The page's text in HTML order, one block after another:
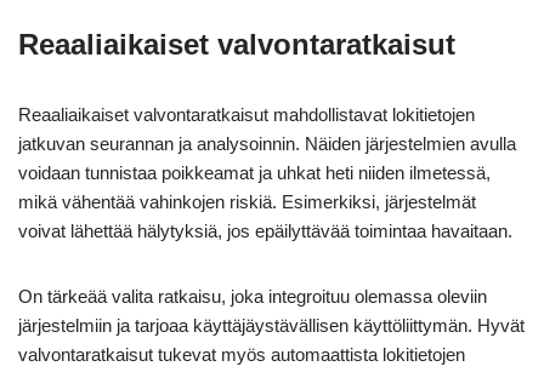
Reaaliaikaiset valvontaratkaisut
Reaaliaikaiset valvontaratkaisut mahdollistavat lokitietojen
jatkuvan seurannan ja analysoinnin. Näiden järjestelmien avulla
voidaan tunnistaa poikkeamat ja uhkat heti niiden ilmetessä,
mikä vähentää vahinkojen riskiä. Esimerkiksi, järjestelmät
voivat lähettää hälytyksiä, jos epäilyttävää toimintaa havaitaan.
On tärkeää valita ratkaisu, joka integroituu olemassa oleviin
järjestelmiin ja tarjoaa käyttäjäystävällisen käyttöliittymän. Hyvät
valvontaratkaisut tukevat myös automaattista lokitietojen